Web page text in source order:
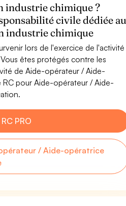
industrie chimique ?
civile dédiée au
industrie chimique
lors de l'exercice de l'activité
êtes protégés contre les
de Aide-opérateur / Aide-
RC pour Aide-opérateur / Aide-
PRO
/ Aide-opératrice